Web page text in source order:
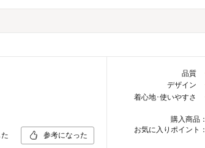
参考になった
品質
デザイン
着心地･使いやすさ
購入商品：
お気に入りポイント：